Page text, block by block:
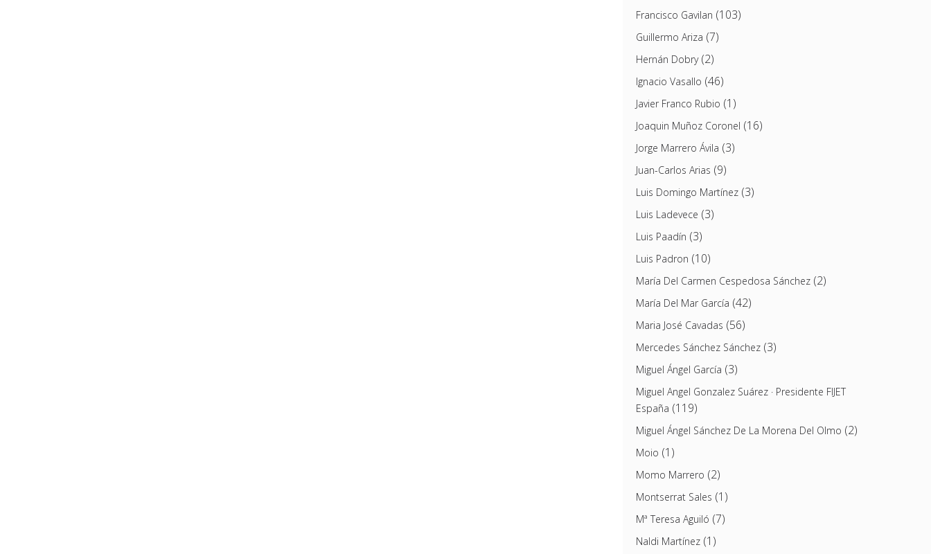
Francisco Gavilan (103)
Guillermo Ariza (7)
Hernán Dobry(2)
Ignacio Vasallo (46)
Javier Franco Rubio (1)
Joaquin Muñoz Coronel (16)
Jorge Marrero Ávila (3)
Juan-Carlos Arias (9)
Luis Domingo Martínez(3)
Luis Ladevece (3)
Luis Paadín (3)
Luis Padron (10)
María Del Carmen Cespedosa Sánchez(2)
María Del Mar García (42)
Maria José Cavadas (56)
Mercedes Sánchez Sánchez(3)
Miguel Ángel García (3)
Miguel Angel Gonzalez Suárez · Presidente FIJET
España (119)
Miguel Ángel Sánchez De La Morena Del Olmo (2)
Moio (1)
Momo Marrero (2)
Montserrat Sales (1)
Mª Teresa Aguiló (7)
Naldi Martínez(1)